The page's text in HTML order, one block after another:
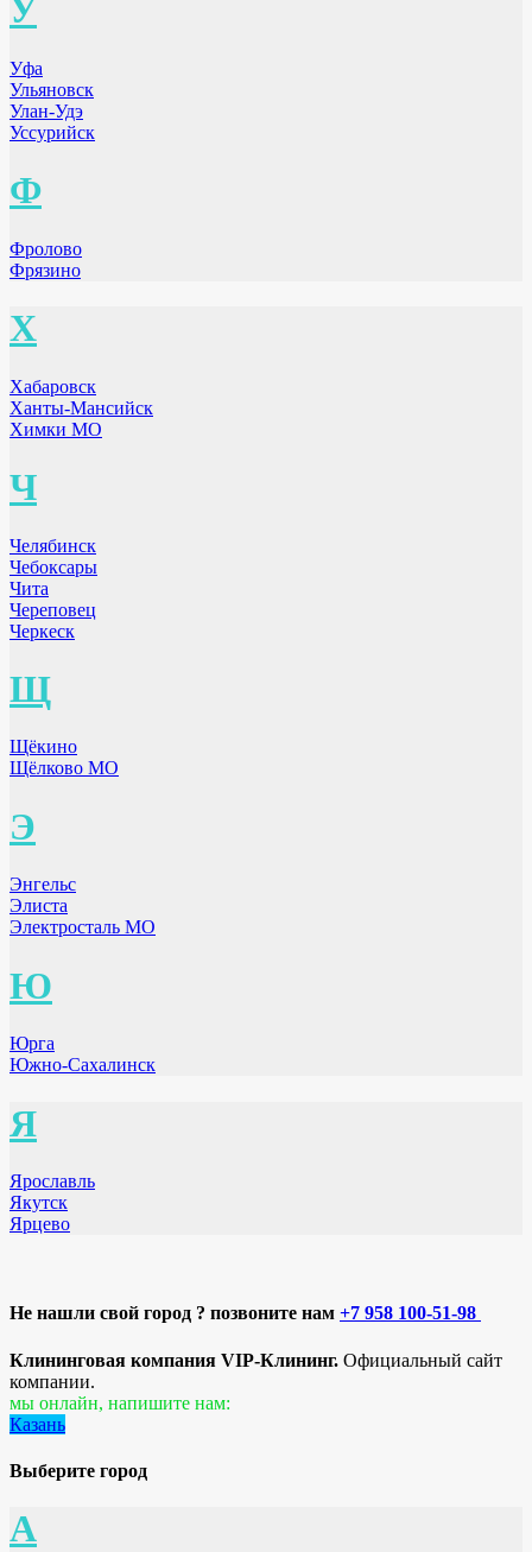
У
Уфа
Ульяновск
Улан-Удэ
Уссурийск
Ф
Фролово
Фрязино
Х
Хабаровск
Ханты-Мансийск
Химки МО
Ч
Челябинск
Чебоксары
Чита
Череповец
Черкеск
Щ
Щёкино
Щёлково МО
Э
Энгельс
Элиста
Электросталь МО
Ю
Юрга
Южно-Сахалинск
Я
Ярославль
Якутск
Ярцево
Не нашли свой город ? позвоните нам +7 958 100-51-98
Клининговая компания VIP-Клининг. Официальный сайт
компании.
мы онлайн, напишите нам:
Казань
Выберите город
А